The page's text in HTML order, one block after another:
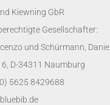
Kiewning GbR
Gesellschafter:
und Schürmann, Daniel
D-34311 Naumburg
5625 8429688